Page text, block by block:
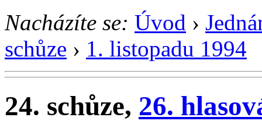
Nacházíte se: Úvod ›
schůze › 1. listopadu 1994
24. schůze, 26.